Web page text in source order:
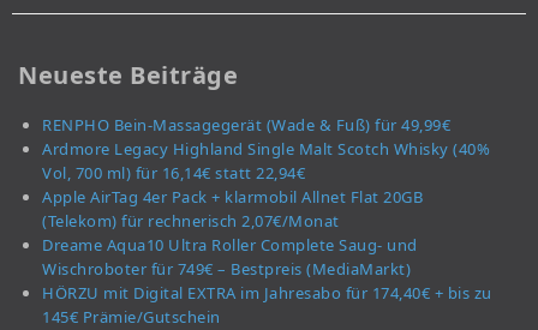
Neueste Beiträge
RENPHO Bein-Massagegerät (Wade & Fuß) für 49,99€
Ardmore Legacy Highland Single Malt Scotch Whisky (40%
Vol, 700 ml) für 16,14€ statt 22,94€
Apple AirTag 4er Pack + klarmobil Allnet Flat 20GB
(Telekom) für rechnerisch 2,07€/Monat
Dreame Aqua10 Ultra Roller Complete Saug- und
Wischroboter für 749€ – Bestpreis (MediaMarkt)
HÖRZU mit Digital EXTRA im Jahresabo für 174,40€ + bis zu
145€ Prämie/Gutschein